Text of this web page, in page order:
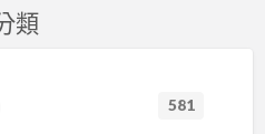
用心打造，雖然山巔物
類
581